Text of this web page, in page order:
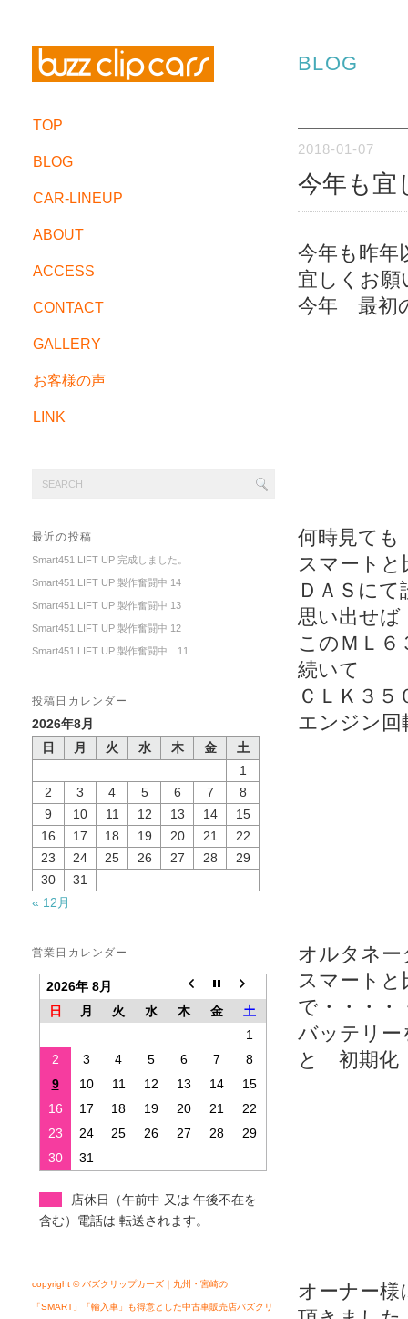
TOP
BLOG
CAR-LINEUP
ABOUT
ACCESS
CONTACT
GALLERY
お客様の声
LINK
最近の投稿
Smart451 LIFT UP 完成しました。
Smart451 LIFT UP 製作奮闘中 14
Smart451 LIFT UP 製作奮闘中 13
Smart451 LIFT UP 製作奮闘中 12
Smart451 LIFT UP 製作奮闘中 11
投稿日カレンダー
2026年8月
日
月 火 水 木 金
土
1
2
3 4 5 6 7
8
9
10 11 12 13 14
15
16
17 18 19 20 21
22
23
24 25 26 27 28
29
30
31
« 12月
営業日カレンダー
2026年 8月
日
月 火 水 木 金
土
1
2
3 4 5 6 7
8
9
10 11 12 13 14
15
16
17 18 19 20 21
22
23
24 25 26 27 28
29
30
31
店休日（午前中 又は 午後不在を
含む）電話は 転送されます。
copyright © バズクリップカーズ｜九州・宮崎の
「SMART」「輸入車」も得意とした中古車販売店バズクリ
BLOG
2018-01-07
今年も宜
今年も昨年
宜しくお願
今年 最初
何時見て
スマート
ＤＡＳに
思い出せ
このＭＬ
続いて
ＣＬＫ３５
エンジン
オルタネー
スマート
で・・・
バッテリ
と 初期化
オーナー